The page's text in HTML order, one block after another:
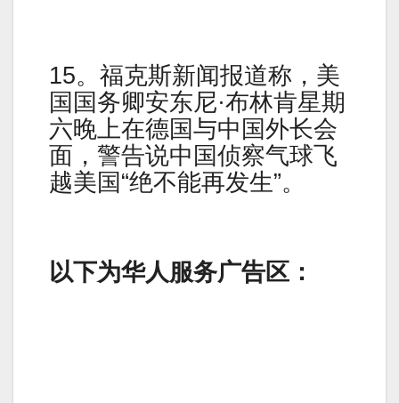
15。福克斯新闻报道称，美
国国务卿安东尼·布林肯星期
六晚上在德国与中国外长会
面，警告说中国侦察气球飞
越美国“绝不能再发生”。
以下为华人服务广告区：